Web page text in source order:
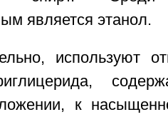
является этанол.
используют
к